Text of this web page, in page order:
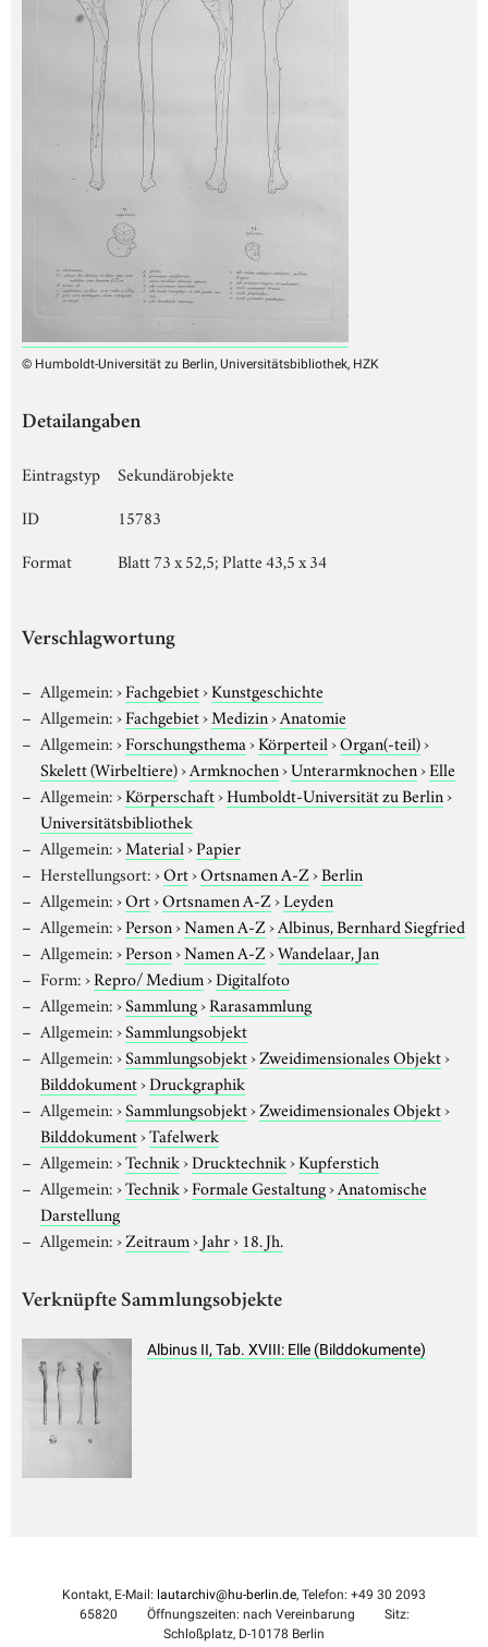
© Humboldt-Universität zu Berlin, Universitätsbibliothek, HZK
Detailangaben
Eintragstyp
Sekundärobjekte
ID
15783
Format
Blatt 73 x 52,5; Platte 43,5 x 34
Verschlagwortung
Allgemein:›Fachgebiet›Kunstgeschichte
Allgemein:›Fachgebiet›Medizin›Anatomie
Allgemein:›Forschungsthema›Körperteil›Organ(-teil)›
Skelett (Wirbeltiere)›Armknochen›Unterarmknochen›Elle
Allgemein:›Körperschaft›Humboldt-Universität zu Berlin›
Universitätsbibliothek
Allgemein:›Material›Papier
Herstellungsort:›Ort›Ortsnamen A-Z›Berlin
Allgemein:›Ort›Ortsnamen A-Z›Leyden
Allgemein:›Person›Namen A-Z›Albinus, Bernhard Siegfried
Allgemein:›Person›Namen A-Z›Wandelaar, Jan
Form:›Repro/ Medium›Digitalfoto
Allgemein:›Sammlung›Rarasammlung
Allgemein:›Sammlungsobjekt
Allgemein:›Sammlungsobjekt›Zweidimensionales Objekt›
Bilddokument›Druckgraphik
Allgemein:›Sammlungsobjekt›Zweidimensionales Objekt›
Bilddokument›Tafelwerk
Allgemein:›Technik›Drucktechnik›Kupferstich
Allgemein:›Technik›Formale Gestaltung›Anatomische
Darstellung
Allgemein:›Zeitraum›Jahr› 18. Jh.
Verknüpfte Sammlungsobjekte
Albinus II, Tab. XVIII: Elle (Bilddokumente)
Kontakt, E-Mail: lautarchiv@hu-berlin.de, Telefon: +49 30 2093
65820
Öffnungszeiten: nach Vereinbarung
Sitz:
Schloßplatz, D-10178 Berlin